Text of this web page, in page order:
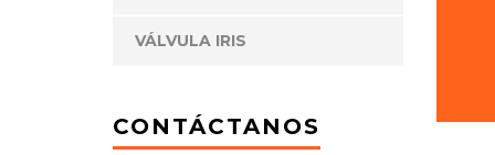
VÁLVULA IRIS
CONTÁCTANOS
transporte y automatización del proceso.